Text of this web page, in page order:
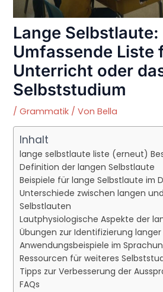
Lange Selbstlaute:
Umfassende Liste
Unterricht oder
Selbststudium
/Grammatik / VonBella
Inhalt
lange selbstlaute liste (erneut)
Definition der langen Selbstlaute
Beispiele für lange Selbstlaute im
Unterschiede zwischen langen
Selbstlauten
Lautphysiologische Aspekte der
Übungen zur Identifizierung
Anwendungsbeispiele im
Ressourcen für weiteres
Tipps zur Verbesserung der
FAQs